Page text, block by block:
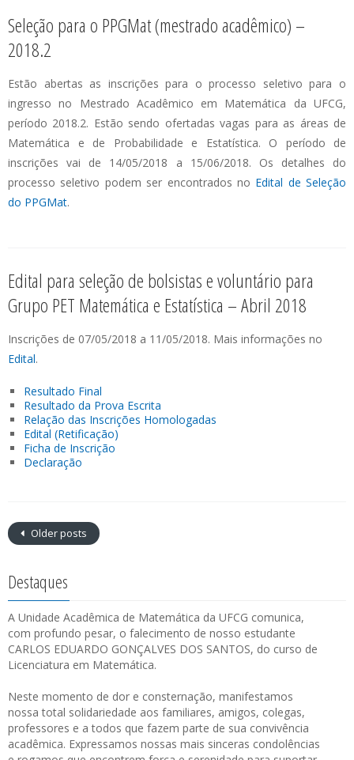
Seleção para o PPGMat (mestrado acadêmico) –
2018.2
Estão abertas as inscrições para o processo seletivo para o
ingresso no Mestrado Acadêmico em Matemática da UFCG,
período 2018.2. Estão sendo ofertadas vagas para as áreas de
Matemática e de Probabilidade e Estatística. O período de
inscrições vai de 14/05/2018 a 15/06/2018. Os detalhes do
processo seletivo podem ser encontrados no Edital de Seleção
do PPGMat.
Edital para seleção de bolsistas e voluntário para
Grupo PET Matemática e Estatística – Abril 2018
Inscrições de 07/05/2018 a 11/05/2018. Mais informações no
Edital.
Resultado Final
Resultado da Prova Escrita
Relação das Inscrições Homologadas
Edital (Retificação)
Ficha de Inscrição
Declaração
Older posts
Destaques
A Unidade Acadêmica de Matemática da UFCG comunica,
com profundo pesar, o falecimento de nosso estudante
CARLOS EDUARDO GONÇALVES DOS SANTOS, do curso de
Licenciatura em Matemática.
Neste momento de dor e consternação, manifestamos
nossa total solidariedade aos familiares, amigos, colegas,
professores e a todos que fazem parte de sua convivência
acadêmica. Expressamos nossas mais sinceras condolências